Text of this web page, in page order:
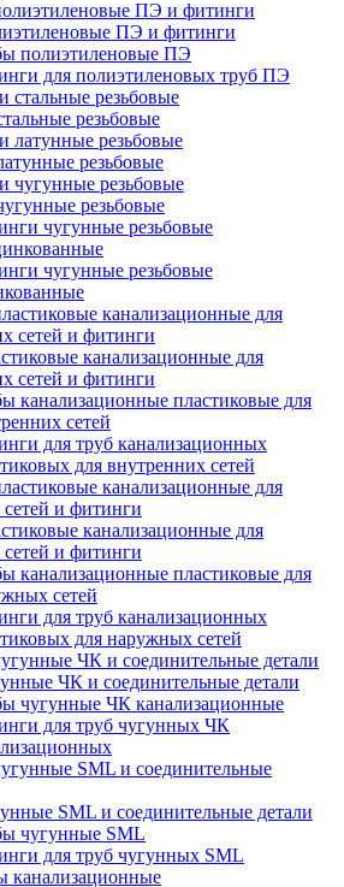
ПЭ и фитинги
полиэтиленовые ПЭ
для полиэтиленовых труб ПЭ
резьбовые
резьбовые
резьбовые
чугунные резьбовые
чугунные резьбовые
канализационные для
сетей и фитинги
канализационные пластиковые для
сетей
для труб канализационных
для внутренних сетей
канализационные для
и фитинги
канализационные пластиковые для
сетей
для труб канализационных
для наружных сетей
ЧК и соединительные детали
чугунные ЧК канализационные
для труб чугунных ЧК
SML и соединительные детали
чугунные SML
для труб чугунных SML